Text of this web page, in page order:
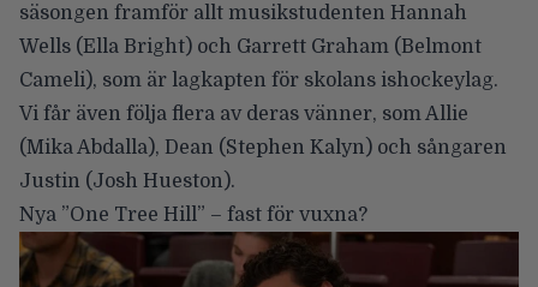
säsongen framför allt musikstudenten Hannah
Wells (Ella Bright) och Garrett Graham (Belmont
Cameli), som är lagkapten för skolans ishockeylag.
Vi får även följa flera av deras vänner, som Allie
(Mika Abdalla), Dean (Stephen Kalyn ) och sångaren
Justin (Josh Hueston ).
Nya ”One Tree Hill” – fast för vuxna?